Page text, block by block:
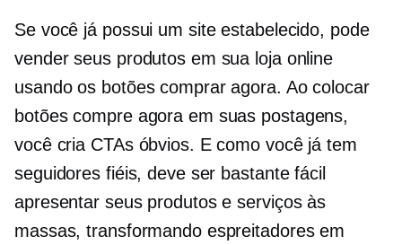
Se você já possui um site estabelecido, pode
vender seus produtos em sua loja online
usando os botões comprar agora. Ao colocar
botões compre agora em suas postagens,
você cria CTAs óbvios. E como você já tem
seguidores fiéis, deve ser bastante fácil
apresentar seus produtos e serviços às
massas, transformando espreitadores em